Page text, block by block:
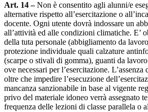
Art. 14 –Non è consentito agli alunni/e
alternative rispetto all’esercitazione o
docente. Ogni utente dovrà indossare un
all’attività ed alle condizioni climatiche. E’
della tuta personale (abbigliamento da
protezione individuale quali calzature
(scarpe o stivali di gomma), guanti da
ove necessari per l’esercitazione.
oltre che impedire l’esecuzione
mancanza sanzionabile in base al vigente
privo del materiale idoneo verrà assegnato
frequenza delle lezioni di classe parallela o